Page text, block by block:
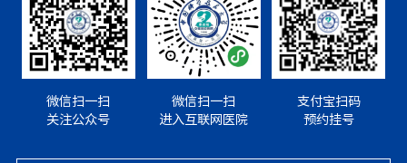
微信扫一扫
关注公众号
微信扫一扫
进入互联网医院
支付宝扫码
预约挂号